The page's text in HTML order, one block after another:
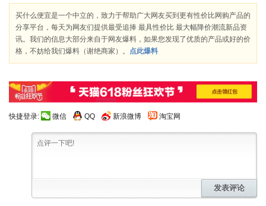
买什么便宜是一个中立的，致力于帮助广大网友买到更有性价比网购产品的
分享平台，每天为网友们提供最受追捧 最具性价比 最大幅降价潮流新品资
讯。我们的信息大部分来自于网友爆料，如果您发现了优质的产品或好的价
格，不妨给我们爆料（谢绝商家）。 点此爆料
快捷登录: 微信 QQ 新浪微博 淘宝网
发表评论